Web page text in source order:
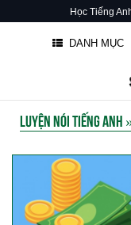
Học Tiếng
DANH MỤC
LUYỆN NÓI TIẾNG ANH